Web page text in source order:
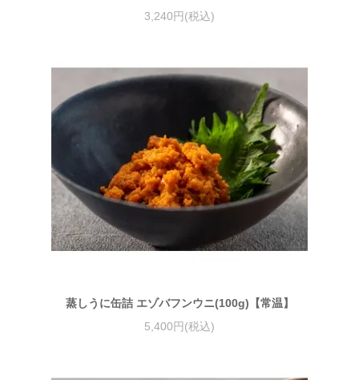
3,240円(税込)
蒸しうに缶詰 エゾバフンウニ(100g)【常温】
5,400円(税込)